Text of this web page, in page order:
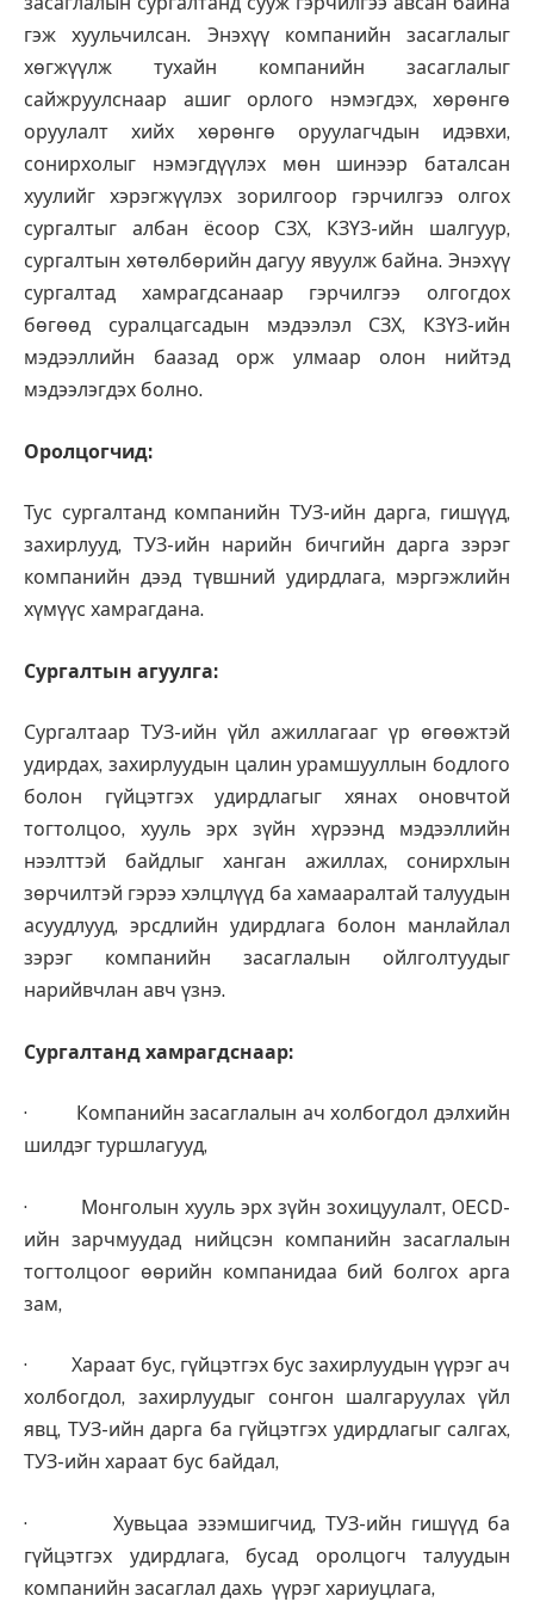
гэж хуульчилсан. Энэхүү компанийн засаглалыг
хөгжүүлж тухайн компанийн засаглалыг
сайжруулснаар ашиг орлого нэмэгдэх, хөрөнгө
оруулалт хийх хөрөнгө оруулагчдын идэвхи,
сонирхолыг нэмэгдүүлэх мөн шинээр баталсан
хуулийг хэрэгжүүлэх зорилгоор гэрчилгээ олгох
сургалтыг албан ёсоор СЗХ, КЗҮЗ-ийн шалгуур,
сургалтын хөтөлбөрийн дагуу явуулж байна. Энэхүү
сургалтад хамрагдсанаар гэрчилгээ олгогдох
бөгөөд суралцагсадын мэдээлэл СЗХ, КЗҮЗ-ийн
мэдээллийн баазад орж улмаар олон нийтэд
мэдээлэгдэх болно.
Оролцогчид:
Тус сургалтанд компанийн ТУЗ-ийн дарга, гишүүд,
захирлууд, ТУЗ-ийн нарийн бичгийн дарга зэрэг
компанийн дээд түвшний удирдлага, мэргэжлийн
хүмүүс хамрагдана.
Сургалтын агуулга:
Сургалтаар ТУЗ-ийн үйл ажиллагааг үр өгөөжтэй
удирдах, захирлуудын цалин урамшууллын бодлого
болон гүйцэтгэх удирдлагыг хянах оновчтой
тогтолцоо, хууль эрх зүйн хүрээнд мэдээллийн
нээлттэй байдлыг ханган ажиллах, сонирхлын
зөрчилтэй гэрээ хэлцлүүд ба хамааралтай талуудын
асуудлууд, эрсдлийн удирдлага болон манлайлал
зэрэг компанийн засаглалын ойлголтуудыг
нарийвчлан авч үзнэ.
Сургалтанд хамрагдснаар:
· Компанийн засаглалын ач холбогдол дэлхийн
шилдэг туршлагууд,
· Монголын хууль эрх зүйн зохицуулалт, OECD-
ийн зарчмуудад нийцсэн компанийн засаглалын
тогтолцоог өөрийн компанидаа бий болгох арга
зам,
· Хараат бус, гүйцэтгэх бус захирлуудын үүрэг ач
холбогдол, захирлуудыг сонгон шалгаруулах үйл
явц, ТУЗ-ийн дарга ба гүйцэтгэх удирдлагыг салгах,
ТУЗ-ийн хараат бус байдал,
· Хувьцаа эзэмшигчид, ТУЗ-ийн гишүүд ба
гүйцэтгэх удирдлага, бусад оролцогч талуудын
компанийн засаглал дахь үүрэг хариуцлага,